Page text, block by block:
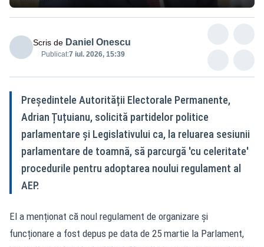
Scris de Daniel Onescu
Publicat:7 iul. 2026, 15:39
Președintele Autorității Electorale Permanente,
Adrian Țuțuianu, solicită partidelor politice
parlamentare și Legislativului ca, la reluarea sesiunii
parlamentare de toamnă, să parcurgă 'cu celeritate'
procedurile pentru adoptarea noului regulament al
AEP.
El a menționat că noul regulament de organizare și
funcționare a fost depus pe data de 25 martie la Parlament,